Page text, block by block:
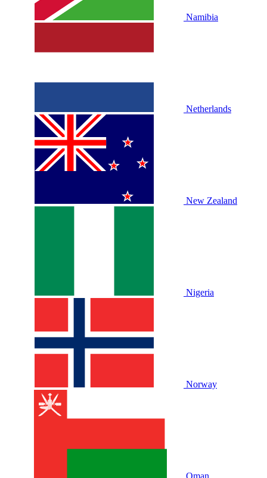
Namibia
Netherlands
New Zealand
Nigeria
Norway
Oman